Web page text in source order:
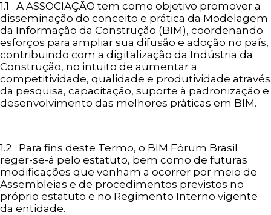
1.1 A ASSOCIAÇÃO tem como objetivo promover a
disseminação do conceito e prática da Modelagem
da Informação da Construção (BIM), coordenando
esforços para ampliar sua difusão e adoção no país,
contribuindo com a digitalização da Indústria da
Construção, no intuito de aumentar a
competitividade, qualidade e produtividade através
da pesquisa, capacitação, suporte à padronização e
desenvolvimento das melhores práticas em BIM.
1.2 Para fins deste Termo, o BIM Fórum Brasil
reger-se-á pelo estatuto, bem como de futuras
modificações que venham a ocorrer por meio de
Assembleias e de procedimentos previstos no
próprio estatuto e no Regimento Interno vigente
da entidade.